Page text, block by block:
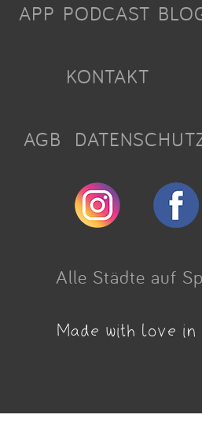
APP PODCAST
KONTAKT
AGB
Alle Städte auf
Made with love